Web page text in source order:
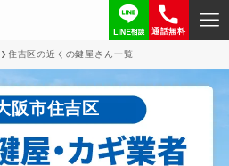
通話無料
住吉区の近くの鍵屋さん一覧
阪市住吉区